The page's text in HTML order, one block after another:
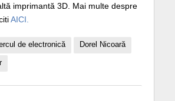
imprimantă 3D. Mai multe despre
AICI.
de electronică Dorel Nicoară